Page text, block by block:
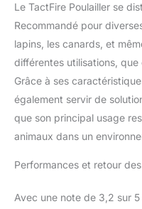
Le TactFire Poulailler se
Recommandé pour
lapins, les canards, et
différentes utilisations,
Grâce à ses
également servir de
que son principal usage
animaux dans un
Performances et retour
Avec une note de 3,2 sur